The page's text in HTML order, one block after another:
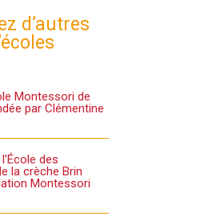
d’autres
Montessori de
par Clémentine
des
la crèche Brin
Montessori